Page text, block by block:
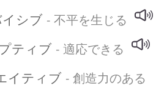
シブ - 不平を生じる
ティブ - 適応できる
イティブ - 創造力のある